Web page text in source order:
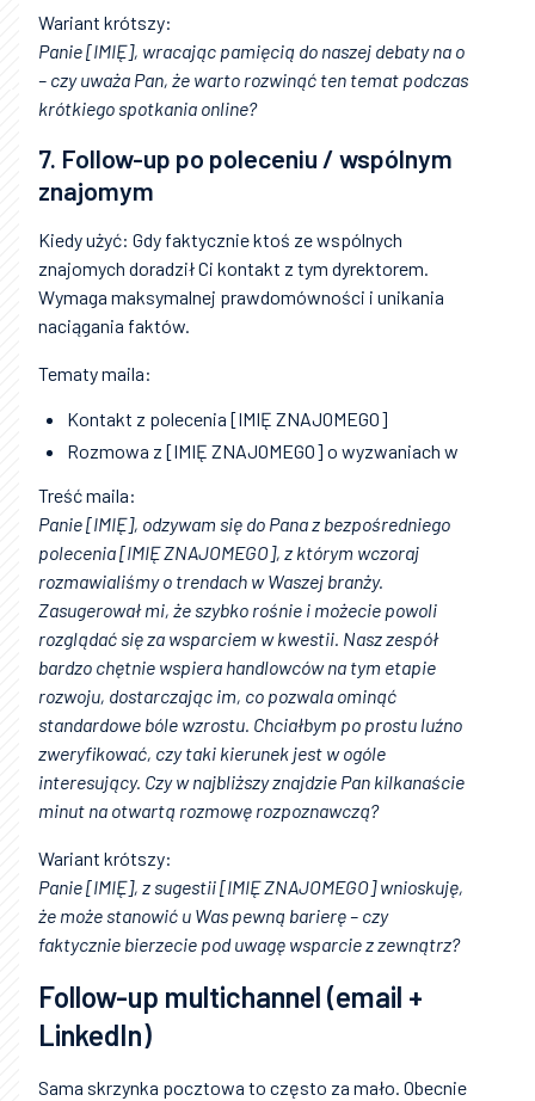
Wariant krótszy:
Panie [IMIĘ], wracając pamięcią do naszej debaty na o
– czy uważa Pan, że warto rozwinąć ten temat podczas
krótkiego spotkania online?
7. Follow-up po poleceniu / wspólnym
znajomym
Kiedy użyć: Gdy faktycznie ktoś ze wspólnych
znajomych doradził Ci kontakt z tym dyrektorem.
Wymaga maksymalnej prawdomówności i unikania
naciągania faktów.
Tematy maila:
Kontakt z polecenia [IMIĘ ZNAJOMEGO]
Rozmowa z [IMIĘ ZNAJOMEGO] o wyzwaniach w
Treść maila:
Panie [IMIĘ], odzywam się do Pana z bezpośredniego
polecenia [IMIĘ ZNAJOMEGO], z którym wczoraj
rozmawialiśmy o trendach w Waszej branży.
Zasugerował mi, że szybko rośnie i możecie powoli
rozglądać się za wsparciem w kwestii. Nasz zespół
bardzo chętnie wspiera handlowców na tym etapie
rozwoju, dostarczając im, co pozwala ominąć
standardowe bóle wzrostu. Chciałbym po prostu luźno
zweryfikować, czy taki kierunek jest w ogóle
interesujący. Czy w najbliższy znajdzie Pan kilkanaście
minut na otwartą rozmowę rozpoznawczą?
Wariant krótszy:
Panie [IMIĘ], z sugestii [IMIĘ ZNAJOMEGO] wnioskuję,
że może stanowić u Was pewną barierę – czy
faktycznie bierzecie pod uwagę wsparcie z zewnątrz?
Follow-up multichannel (email +
LinkedIn)
Sama skrzynka pocztowa to często za mało. Obecnie